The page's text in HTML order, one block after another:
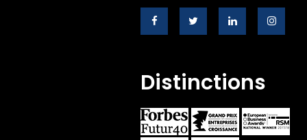
Distinctions